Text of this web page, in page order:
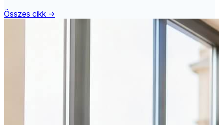
Összes cikk →